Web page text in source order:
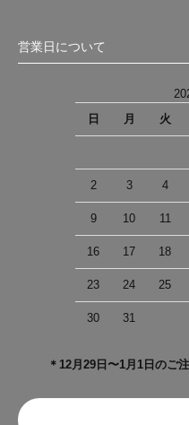
営業日について
日
月 火
2 3 4
9 10 11
16 17 18
23 24 25
30 31
＊12月29日〜1月1日のご